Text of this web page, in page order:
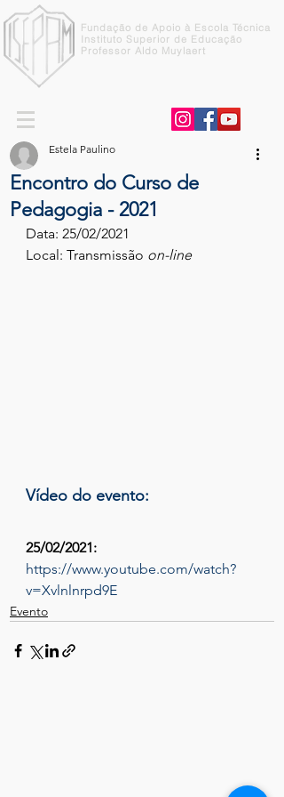
Fundação de Apoio à Escola Técnica
Instituto Superior de Educação
Professor Aldo Muylaert
Encontro do Curso de
Pedagogia - 2021
Estela Paulino
Data: 25/02/2021
Local: Transmissão on-line
Vídeo do evento:
25/02/2021:
https://www.youtube.com/watch?
v=Xvlnlnrpd9E
Evento